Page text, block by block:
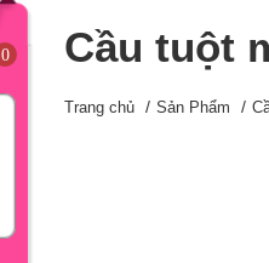
0 Cầu tuột
Trang chủ Sản Phẩm